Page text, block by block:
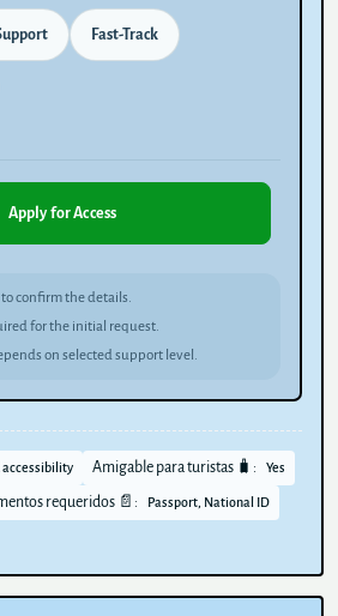
Fast-Track
Apply for Access
to confirm the details.
for the initial request.
on selected support level.
accessibility Amigable para turistas 🧳: Yes
requeridos 📄: Passport, National ID